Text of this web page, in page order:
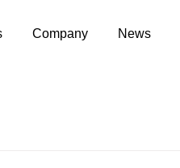
Company News